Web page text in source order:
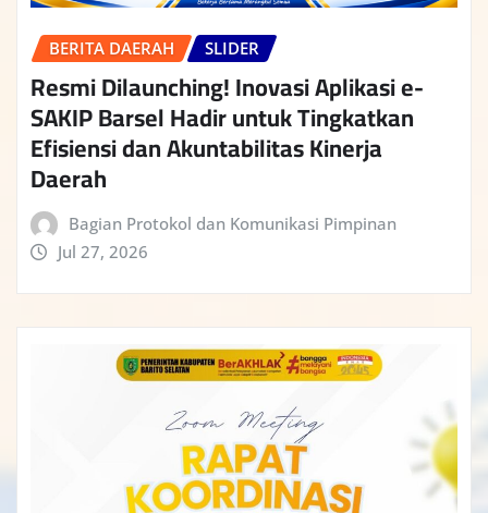
BERITA DAERAH SLIDER
Resmi Dilaunching! Inovasi Aplikasi e-
SAKIP Barsel Hadir untuk Tingkatkan
Efisiensi dan Akuntabilitas Kinerja
Daerah
Bagian Protokol dan Komunikasi Pimpinan
Jul 27, 2026